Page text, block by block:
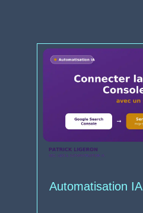
Automatisation IA